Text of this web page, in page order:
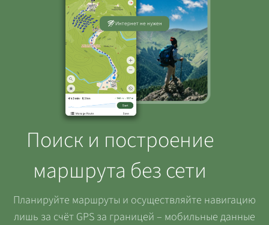
Поиск и построение
маршрута без сети
Планируйте маршруты и осуществляйте навигацию
лишь за счёт GPS за границей – мобильные данные
Интернет не нужен